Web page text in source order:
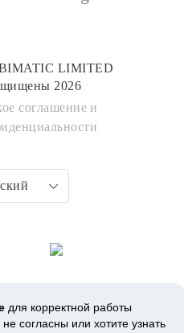
LIMITED
2026
соглашение и
для корректной работы
не согласны или хотите узнать